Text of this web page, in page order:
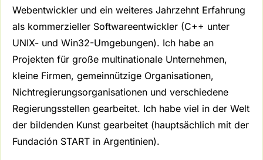
Webentwickler und ein weiteres Jahrzehnt Erfahrung
als kommerzieller Softwareentwickler (C++ unter
UNIX- und Win32-Umgebungen). Ich habe an
Projekten für große multinationale Unternehmen,
kleine Firmen, gemeinnützige Organisationen,
Nichtregierungsorganisationen und verschiedene
Regierungsstellen gearbeitet. Ich habe viel in der Welt
der bildenden Kunst gearbeitet (hauptsächlich mit der
Fundación START in Argentinien).